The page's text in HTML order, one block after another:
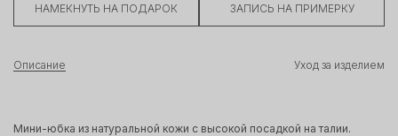
НАМЕКНУТЬ НА ПОДАРОК ЗАПИСЬ НА ПРИМЕРКУ
Описание Уход за изделием
Мини-юбка из натуральной кожи с высокой посадкой на талии.